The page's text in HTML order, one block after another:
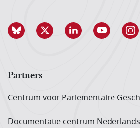
Partners
Centrum voor Parlementaire
Documentatie centrum